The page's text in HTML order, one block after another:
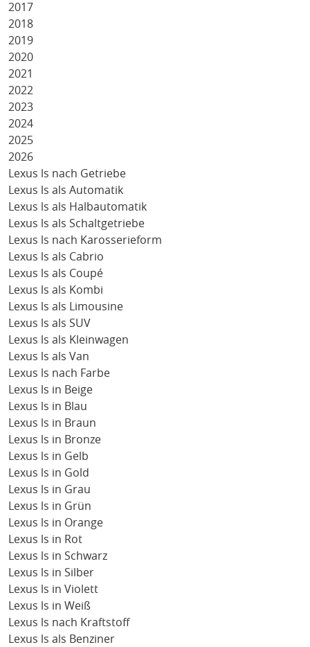
2017
2018
2019
2020
2021
2022
2023
2024
2025
2026
Lexus ls nach Getriebe
Lexus ls als Automatik
Lexus ls als Halbautomatik
Lexus ls als Schaltgetriebe
Lexus ls nach Karosserieform
Lexus ls als Cabrio
Lexus ls als Coupé
Lexus ls als Kombi
Lexus ls als Limousine
Lexus ls als SUV
Lexus ls als Kleinwagen
Lexus ls als Van
Lexus ls nach Farbe
Lexus ls in Beige
Lexus ls in Blau
Lexus ls in Braun
Lexus ls in Bronze
Lexus ls in Gelb
Lexus ls in Gold
Lexus ls in Grau
Lexus ls in Grün
Lexus ls in Orange
Lexus ls in Rot
Lexus ls in Schwarz
Lexus ls in Silber
Lexus ls in Violett
Lexus ls in Weiß
Lexus ls nach Kraftstoff
Lexus ls als Benziner